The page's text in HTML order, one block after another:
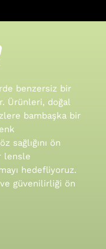
benzersiz bir
Ürünleri, doğal
bambaşka bir
sağlığını ön
lensle
hedefliyoruz.
güvenilirliği ön